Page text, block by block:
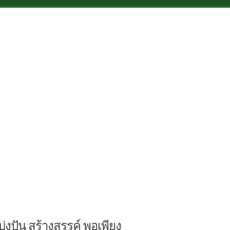
ปัน สร้างสรรค์ พอเพียง